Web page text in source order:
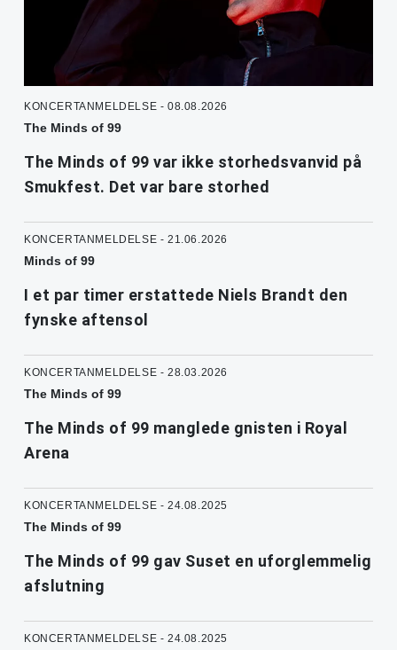
KONCERTANMELDELSE - 08.08.2026
The Minds of 99
The Minds of 99 var ikke storhedsvanvid på
Smukfest. Det var bare storhed
KONCERTANMELDELSE - 21.06.2026
Minds of 99
I et par timer erstattede Niels Brandt den
fynske aftensol
KONCERTANMELDELSE - 28.03.2026
The Minds of 99
The Minds of 99 manglede gnisten i Royal
Arena
KONCERTANMELDELSE - 24.08.2025
The Minds of 99
The Minds of 99 gav Suset en uforglemmelig
afslutning
KONCERTANMELDELSE - 24.08.2025